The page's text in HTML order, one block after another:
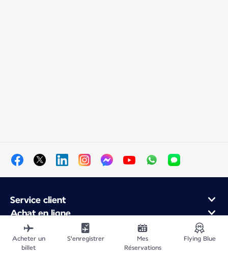
Service client
Achat en ligne
Programme de fidélité et partenaires
À propos d'Air France
Application Mobile Air France
Acheter un
billet
S'enregistrer
Mes
Réservations
Flying Blue